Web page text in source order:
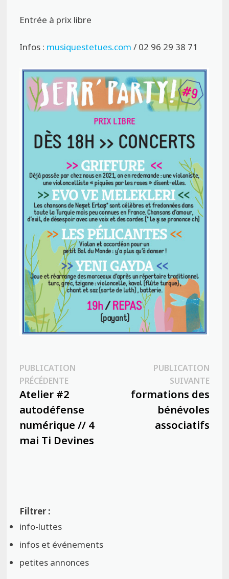
Entrée à prix libre
Infos : musiquestetues.com / 02 96 29 38 71
Navigation
de
l’article
PUBLICATION
PRÉCÉDENTEPublication
précédente :
Atelier #2
autodéfense
numérique // 4
mai Ti Devines
PUBLICATION
SUIVANTE
formations des
bénévoles
associatifs
info-luttes
infos et événements
petites annonces